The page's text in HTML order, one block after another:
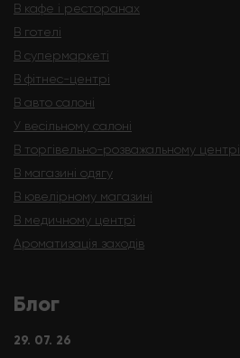
В кафе і ресторанах
В готелі
В супермаркеті
В фітнес-центрі
В авто салоні
У весільному салоні
В торгівельно-розважальному центрі
В магазині одягу
В ювелірному магазині
В медичному центрі
Ароматизація заходів
Блог
29. 07. 26